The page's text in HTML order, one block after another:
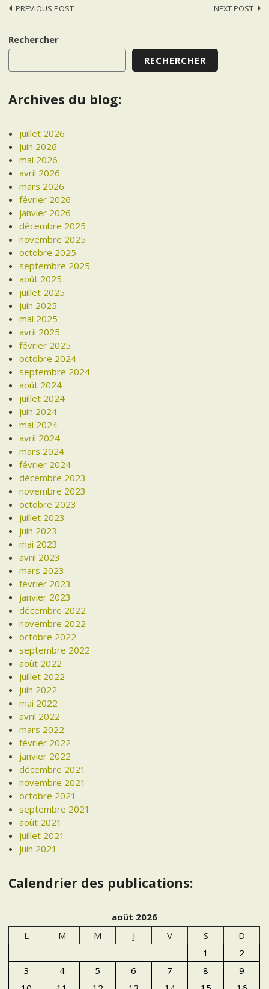
Post
PREVIOUS POST NEXT POST
Rechercher
RECHERCHER
Archives du blog:
juillet 2026
juin 2026
mai 2026
avril 2026
mars 2026
février 2026
janvier 2026
décembre 2025
novembre 2025
octobre 2025
septembre 2025
août 2025
juillet 2025
juin 2025
mai 2025
avril 2025
février 2025
octobre 2024
septembre 2024
août 2024
juillet 2024
juin 2024
mai 2024
avril 2024
mars 2024
février 2024
décembre 2023
novembre 2023
octobre 2023
juillet 2023
juin 2023
mai 2023
avril 2023
mars 2023
février 2023
janvier 2023
décembre 2022
novembre 2022
octobre 2022
septembre 2022
août 2022
juillet 2022
juin 2022
mai 2022
avril 2022
mars 2022
février 2022
janvier 2022
décembre 2021
novembre 2021
octobre 2021
septembre 2021
août 2021
juillet 2021
juin 2021
Calendrier des publications:
août 2026
L
M M J V S
D
1
2
3
4 5 6 7 8
9